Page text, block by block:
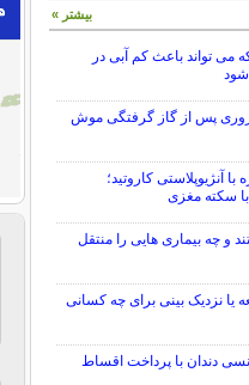
که می تواند باعث کم آبی در
شود
پس از گاز گرفتگی موش
با آنژیوپلاستی کاروتید؛
سکته مغزی
و چه بیماری هایی را منتقل
یا نزدیک بینی برای چه کسانی
دندان با پرداخت اقساط
بیشتر »